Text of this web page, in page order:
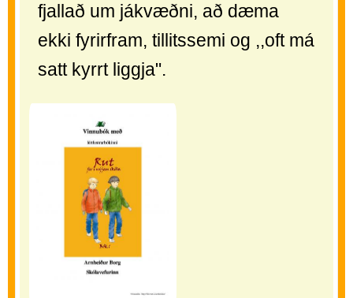
fjallað um jákvæðni, að dæma
ekki fyrirfram, tillitssemi og ,,oft má
satt kyrrt liggja".